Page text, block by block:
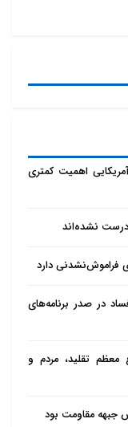
کمی از پیروان
اهمیت کمتری
نشده‌اند
فراموش‌نشدنی دارد
در صدر برنامه‌های
معظم تقلید، مردم و
جبهه مقاومت بود